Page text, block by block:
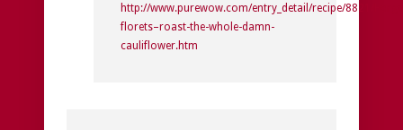
http://www.purewow.com/entry_detail/recipe/8821/
florets–roast-the-whole-damn-
cauliflower.htm